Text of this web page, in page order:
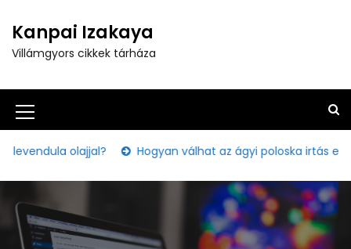
o
o
e
Kanpai Izakaya
Villámgyors cikkek tárháza
M
e
n
u
I
olajjal? Hogyan válhat az ágyi poloska irtás egy